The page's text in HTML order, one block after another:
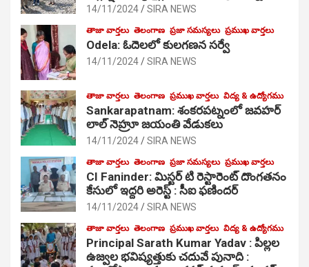
14/11/2024 SIRA NEWS
తాజా వార్తలు తెలంగాణ ప్రజా సమస్యలు ప్రముఖ వార్తలు
Odela: ఓదెలలో కులగణన సర్వే
14/11/2024 SIRA NEWS
తాజా వార్తలు తెలంగాణ ప్రముఖ వార్తలు విద్య & ఉద్యోగము
Sankarapatnam: శంకరపట్నంలో జవహర్
లాల్ నెహ్రూ జయంతి వేడుకలు
14/11/2024 SIRA NEWS
తాజా వార్తలు తెలంగాణ ప్రజా సమస్యలు ప్రముఖ వార్తలు
CI Faninder: మిస్టర్ టి రెస్టారెంట్ దొంగతనం
కేసులో ఇద్దరి అరెస్ట్ : సీఐ ఫణిందర్
14/11/2024 SIRA NEWS
తాజా వార్తలు తెలంగాణ ప్రముఖ వార్తలు విద్య & ఉద్యోగము
Principal Sarath Kumar Yadav : పిల్లల
ఉజ్వల భవిష్యత్తుకు చదువే పునాది :